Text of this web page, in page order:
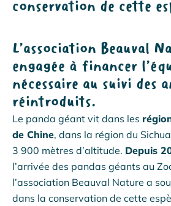
conservation de cette
L’association Beauval
engagée à financer
nécessaire au suivi des
réintroduits.
Le panda géant vit dans les
de Chine, dans la région du
3 900 mètres d’altitude. Depuis
l’arrivée des pandas géants au
l’association Beauval Nature a
dans la conservation de cette